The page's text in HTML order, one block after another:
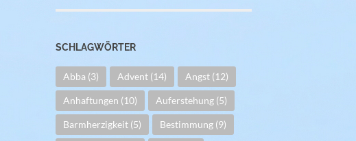
SCHLAGWÖRTER
Abba (3) Advent (14) Angst (12)
Anhaftungen (10) Auferstehung (5)
Barmherzigkeit (5) Bestimmung (9)